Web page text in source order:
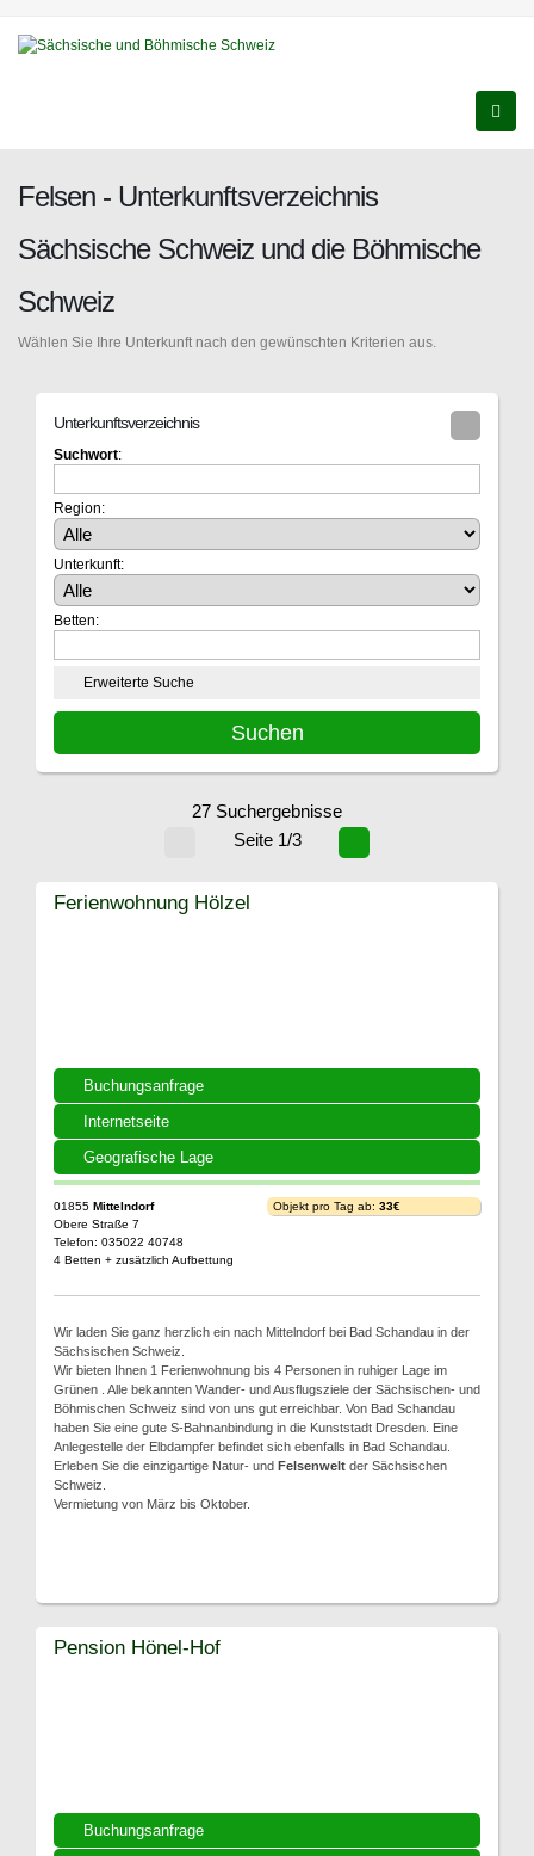
Felsen - Unterkunftsverzeichnis
Sächsische Schweiz und die Böhmische
Schweiz
Wählen Sie Ihre Unterkunft nach den gewünschten Kriterien aus.
Unterkunftsverzeichnis
Suchwort:
Region:
Unterkunft:
Betten:
Erweiterte Suche
27 Suchergebnisse
Seite 1/3
Buchungsanfrage
Internetseite
Geografische Lage
Ferienwohnung Hölzel
01855 Mittelndorf
Obere Straße 7
Telefon: 035022 40748
4 Betten + zusätzlich Aufbettung
Objekt pro Tag ab: 33€
Wir laden Sie ganz herzlich ein nach Mittelndorf bei Bad Schandau in der
Sächsischen Schweiz.
Wir bieten Ihnen 1 Ferienwohnung bis 4 Personen in ruhiger Lage im
Grünen . Alle bekannten Wander- und Ausflugsziele der Sächsischen- und
Böhmischen Schweiz sind von uns gut erreichbar. Von Bad Schandau
haben Sie eine gute S-Bahnanbindung in die Kunststadt Dresden. Eine
Anlegestelle der Elbdampfer befindet sich ebenfalls in Bad Schandau.
Erleben Sie die einzigartige Natur- und Felsenwelt der Sächsischen
Schweiz.
Vermietung von März bis Oktober.
Buchungsanfrage
Pension Hönel-Hof